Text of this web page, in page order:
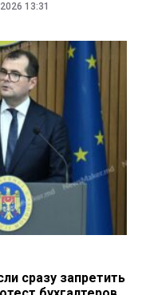
13:31
сразу запретить